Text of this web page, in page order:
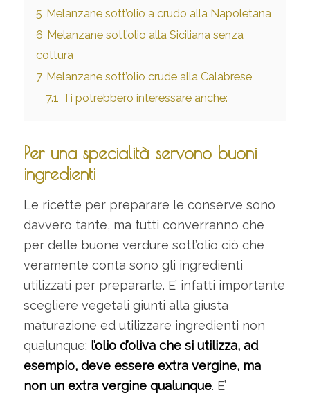
5 Melanzane sott’olio a crudo alla Napoletana
6 Melanzane sott’olio alla Siciliana senza
cottura
7 Melanzane sott’olio crude alla Calabrese
7.1 Ti potrebbero interessare anche:
Per una specialità servono buoni
ingredienti
Le ricette per preparare le conserve sono
davvero tante, ma tutti converranno che
per delle buone verdure sott’olio ciò che
veramente conta sono gli ingredienti
utilizzati per prepararle. E’ infatti importante
scegliere vegetali giunti alla giusta
maturazione ed utilizzare ingredienti non
qualunque: l’olio d’oliva che si utilizza, ad
esempio, deve essere extra vergine, ma
non un extra vergine qualunque. E’